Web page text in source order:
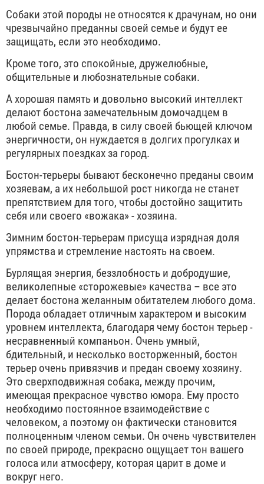
Собаки этой породы не относятся к драчунам, но они
чрезвычайно преданны своей семье и будут ее
защищать, если это необходимо.
Кроме того, это спокойные, дружелюбные,
общительные и любознательные собаки.
А хорошая память и довольно высокий интеллект
делают бостона замечательным домочадцем в
любой семье. Правда, в силу своей бьющей ключом
энергичности, он нуждается в долгих прогулках и
регулярных поездках за город.
Бостон-терьеры бывают бесконечно преданы своим
хозяевам, а их небольшой рост никогда не станет
препятствием для того, чтобы достойно защитить
себя или своего «вожака» - хозяина.
Зимним бостон-терьерам присуща изрядная доля
упрямства и стремление настоять на своем.
Бурлящая энергия, беззлобность и добродушие,
великолепные «сторожевые» качества – все это
делает бостона желанным обитателем любого дома.
Порода обладает отличным характером и высоким
уровнем интеллекта, благодаря чему бостон терьер -
несравненный компаньон. Очень умный,
бдительный, и несколько восторженный, бостон
терьер очень привязчив и предан своему хозяину.
Это сверхподвижная собака, между прочим,
имеющая прекрасное чувство юмора. Ему просто
необходимо постоянное взаимодействие с
человеком, а поэтому он фактически становится
полноценным членом семьи. Он очень чувствителен
по своей природе, прекрасно ощущает тон вашего
голоса или атмосферу, которая царит в доме и
вокруг него.